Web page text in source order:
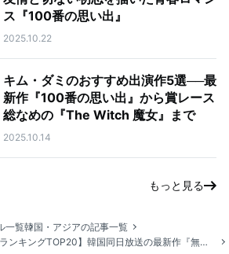
ス『100番の思い出』
2025.10.22
キム・ダミのおすすめ出演作5選──最
新作『100番の思い出』から賞レース
総なめの『The Witch 魔女』まで
2025.10.14
もっと見る
一覧韓国・アジアの記事一覧
【8月韓国・アジアドラマランキングTOP20】韓国同日放送の最新作『無駄なウソ』が堂々の1位！